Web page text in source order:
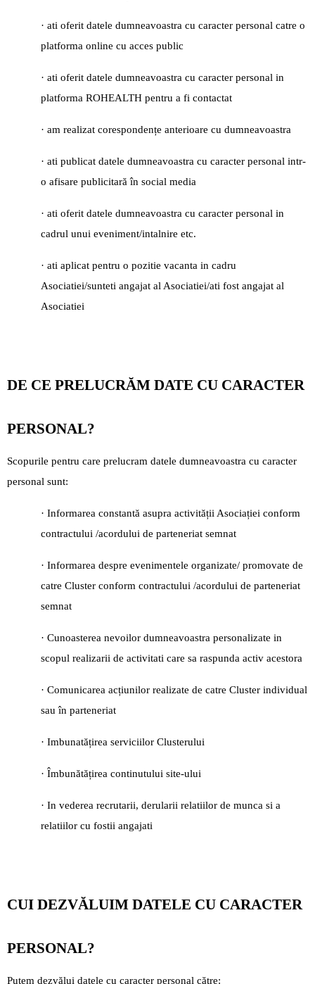
· ati oferit datele dumneavoastra cu caracter personal catre o
platforma online cu acces public
· ati oferit datele dumneavoastra cu caracter personal in
platforma ROHEALTH pentru a fi contactat
· am realizat corespondențe anterioare cu dumneavoastra
· ati publicat datele dumneavoastra cu caracter personal intr-
o afisare publicitară în social media
· ati oferit datele dumneavoastra cu caracter personal in
cadrul unui eveniment/intalnire etc.
· ati aplicat pentru o pozitie vacanta in cadru
Asociatiei/sunteti angajat al Asociatiei/ati fost angajat al
Asociatiei
DE CE PRELUCRĂM DATE CU CARACTER
PERSONAL?
Scopurile pentru care prelucram datele dumneavoastra cu caracter
personal sunt:
· Informarea constantă asupra activității Asociației conform
contractului /acordului de parteneriat semnat
· Informarea despre evenimentele organizate/ promovate de
catre Cluster conform contractului /acordului de parteneriat
semnat
· Cunoasterea nevoilor dumneavoastra personalizate in
scopul realizarii de activitati care sa raspunda activ acestora
· Comunicarea acțiunilor realizate de catre Cluster individual
sau în parteneriat
· Imbunatățirea serviciilor Clusterului
· Îmbunătățirea continutului site-ului
· In vederea recrutarii, derularii relatiilor de munca si a
relatiilor cu fostii angajati
CUI DEZVĂLUIM DATELE CU CARACTER
PERSONAL?
Putem dezvălui datele cu caracter personal către: